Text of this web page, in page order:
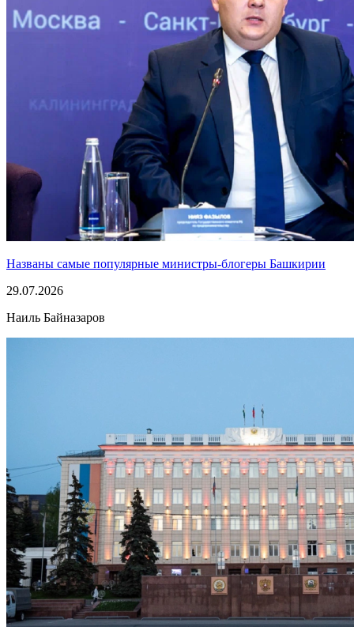
Названы самые популярные министры-блогеры Башкирии
29.07.2026
Наиль Байназаров